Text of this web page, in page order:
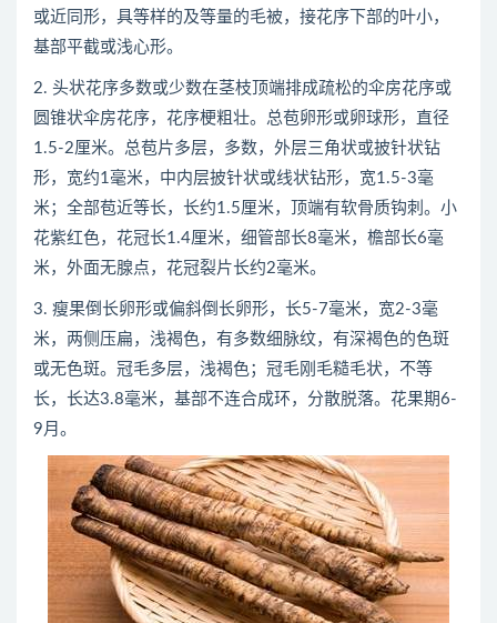
或近同形，具等样的及等量的毛被，接花序下部的叶小，
基部平截或浅心形。
2. 头状花序多数或少数在茎枝顶端排成疏松的伞房花序或
圆锥状伞房花序，花序梗粗壮。总苞卵形或卵球形，直径
1.5-2厘米。总苞片多层，多数，外层三角状或披针状钻
形，宽约1毫米，中内层披针状或线状钻形，宽1.5-3毫
米；全部苞近等长，长约1.5厘米，顶端有软骨质钩刺。小
花紫红色，花冠长1.4厘米，细管部长8毫米，檐部长6毫
米，外面无腺点，花冠裂片长约2毫米。
3. 瘦果倒长卵形或偏斜倒长卵形，长5-7毫米，宽2-3毫
米，两侧压扁，浅褐色，有多数细脉纹，有深褐色的色斑
或无色斑。冠毛多层，浅褐色；冠毛刚毛糙毛状，不等
长，长达3.8毫米，基部不连合成环，分散脱落。花果期6-
9月。